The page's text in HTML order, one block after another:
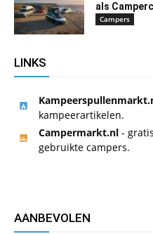
als
Campers
LINKS
kampeerartikelen.
Campermarkt.nl -
gebruikte campers.
AANBEVOLEN